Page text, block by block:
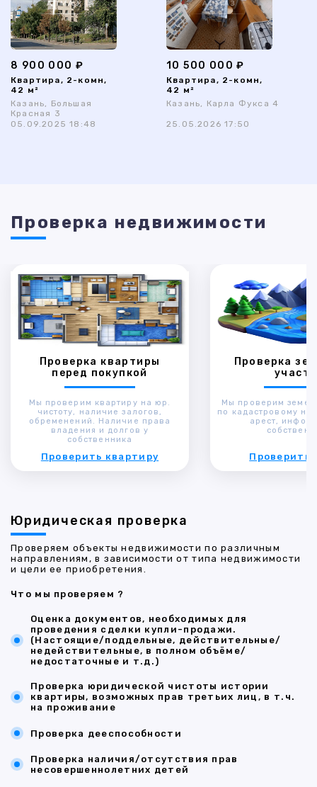
8 900 000 ₽
Квартира, 2-комн,
42 м²
Казань, Большая
Красная 3
05.09.2025 18:48
10 500 000 ₽
Квартира, 2-комн,
42 м²
Казань, Карла Фукса 4
25.05.2026 17:50
Проверка недвижимости
Проверка квартиры
перед покупкой
Мы проверим квартиру на юр.
чистоту, наличие залогов,
обременений. Наличие права
владения и долгов у
собственника
Проверить квартиру
Проверка
Мы проверим
по кадастровому
арест,
Проверить
Юридическая проверка
Проверяем объекты недвижимости по различным
направлениям, в зависимости от типа недвижимости
и цели ее приобретения.
Что мы проверяем ?
Оценка документов, необходимых для
проведения сделки купли-продажи.
(Настоящие/поддельные, действительные/
недействительные, в полном объёме/
недостаточные и т.д.)
Проверка юридической чистоты истории
квартиры, возможных прав третьих лиц, в т.ч.
на проживание
Проверка дееспособности
Проверка наличия/отсутствия прав
несовершеннолетних детей